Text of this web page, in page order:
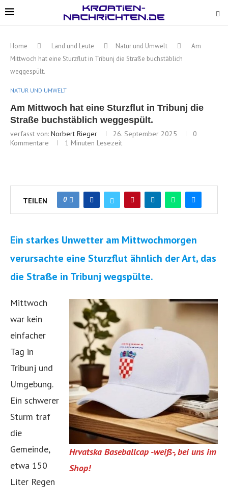
Home Land und Leute Natur und Umwelt
Am
Mittwoch hat eine Sturzflut in Tribunj die Straße buchstäblich
weggespült.
NATUR UND UMWELT
Am Mittwoch hat eine Sturzflut in Tribunj die
Straße buchstäblich weggespült.
verfasst von: Norbert Rieger 26. September 2025
0
Kommentare
1 Minuten Lesezeit
TEILEN 0
Ein starkes Unwetter am Mittwochmorgen
verursachte eine Sturzflut ähnlich der Art, das
die Straße in Tribunj wegspülte.
Hrvatska Baseballcap -weiß-, bei uns im
Shop!
Mittwoch
war kein
einfacher
Tag in
Tribunj und
Umgebung.
Ein schwerer
Sturm traf
die
Gemeinde,
etwa 150
Liter Regen